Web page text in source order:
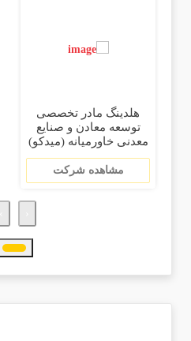
هلدینگ مادر تخصصی
توسعه معادن و صنایع
معدنی خاورمیانه (میدکو)
مشاهده شرکت